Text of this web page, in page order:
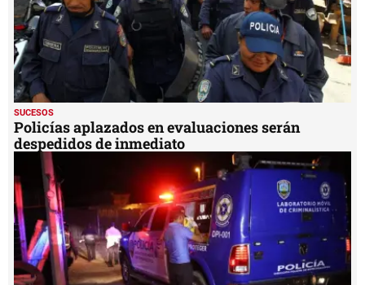
SUCESOS
Policías aplazados en evaluaciones serán
despedidos de inmediato